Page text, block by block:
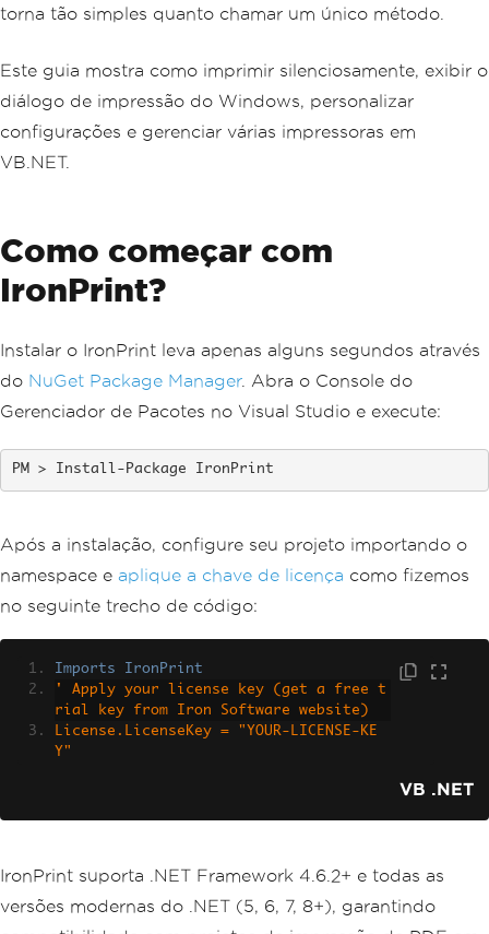
torna tão simples quanto chamar um único método.
Este guia mostra como imprimir silenciosamente, exibir o
diálogo de impressão do Windows, personalizar
configurações e gerenciar várias impressoras em
VB.NET.
Como começar com
IronPrint?
Instalar o IronPrint leva apenas alguns segundos através
do NuGet Package Manager. Abra o Console do
Gerenciador de Pacotes no Visual Studio e execute:
Install-Package IronPrint
Após a instalação, configure seu projeto importando o
namespace e aplique a chave de licença como fizemos
no seguinte trecho de código:
Imports
IronPrint
' Apply your license key (get a free t
rial key from Iron Software website)
License.LicenseKey = "YOUR-LICENSE-KE
Y"
VB .NET
IronPrint suporta .NET Framework 4.6.2+ e todas as
versões modernas do .NET (5, 6, 7, 8+), garantindo